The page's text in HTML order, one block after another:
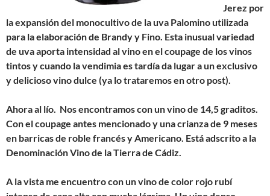
Jerez por
la expansión del monocultivo de la uva Palomino utilizada
para la elaboración de Brandy y Fino. Esta inusual variedad
de uva aporta intensidad al vino en el coupage de los vinos
tintos y cuando la vendimia es tardía da lugar a un exclusivo
y delicioso vino dulce (ya lo trataremos en otro post).
Ahora al lío. Nos encontramos con un vino de 14,5 graditos.
Con el coupage antes mencionado y una crianza de 9 meses
en barricas de roble francés y Americano. Está adscrito a la
Denominación Vino de la Tierra de Cádiz.
A la vista me encuentro con un vino de color rojo rubí